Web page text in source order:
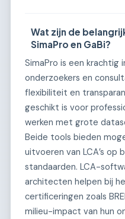
Wat zijn de
SimaPro en GaBi?
SimaPro is een krachtig
onderzoekers en
flexibiliteit en
geschikt is voor
werken met grote
Beide tools bieden
uitvoeren van LCA’s op
standaarden. LCA-
architecten helpen bij
certificeringen zoals
milieu-impact van hun